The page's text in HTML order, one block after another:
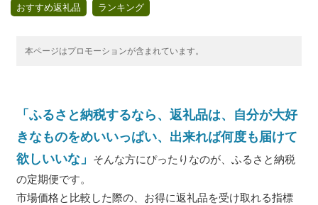
おすすめ返礼品 ランキング
本ページはプロモーションが含まれています。
「ふるさと納税するなら、返礼品は、自分が大好
きなものをめいいっぱい、出来れば何度も届けて
欲しいいな」
そんな方にぴったりなのが、ふるさと納税
の定期便です。
市場価格と比較した際の、お得に返礼品を受け取れる指標